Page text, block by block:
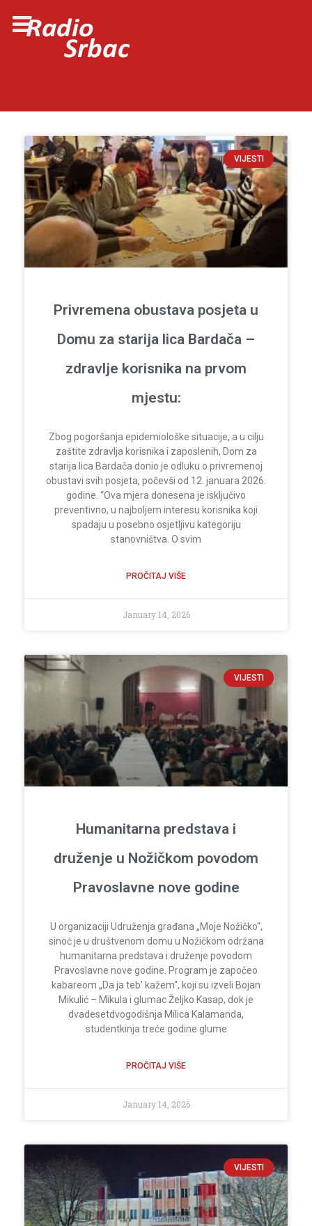
VIJESTI
Privremena obustava posjeta u
Domu za starija lica Bardača –
zdravlje korisnika na prvom
mjestu:
Zbog pogoršanja epidemiološke situacije, a u cilju
zaštite zdravlja korisnika i zaposlenih, Dom za
starija lica Bardača donio je odluku o privremenoj
obustavi svih posjeta, počevši od 12. januara 2026.
godine. “Ova mjera donesena je isključivo
preventivno, u najboljem interesu korisnika koji
spadaju u posebno osjetljivu kategoriju
stanovništva. O svim
PROČITAJ VIŠE
January 14, 2026
VIJESTI
Humanitarna predstava i
druženje u Nožičkom povodom
Pravoslavne nove godine
U organizaciji Udruženja građana „Moje Nožičko“,
sinoć je u društvenom domu u Nožičkom održana
humanitarna predstava i druženje povodom
Pravoslavne nove godine. Program je započeo
kabareom „Da ja teb’ kažem“, koji su izveli Bojan
Mikulić – Mikula i glumac Željko Kasap, dok je
dvadesetdvogodišnja Milica Kalamanda,
studentkinja treće godine glume
PROČITAJ VIŠE
January 14, 2026
VIJESTI